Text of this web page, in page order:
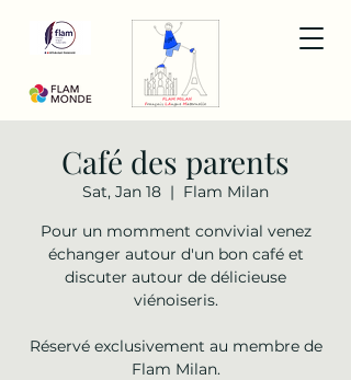
Café des parents
Sat, Jan 18
  |
Flam Milan
Pour un momment convivial venez
échanger autour d'un bon café et
discuter autour de délicieuse
viénoiseris.
Réservé exclusivement au membre de
Flam Milan.